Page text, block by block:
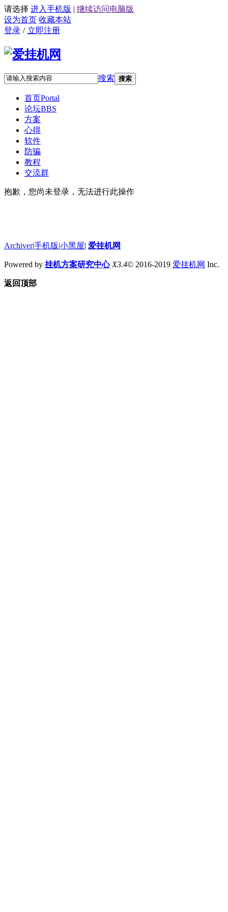
请选择 进入手机版 | 继续访问电脑版
设为首页 收藏本站
登录 / 立即注册
搜索 搜索
首页Portal
论坛BBS
方案
心得
软件
防骗
教程
交流群
抱歉，您尚未登录，无法进行此操作
Archiver|手机版|小黑屋| 爱挂机网
Powered by 挂机方案研究中心 X3.4© 2016-2019 爱挂机网 Inc.
返回顶部